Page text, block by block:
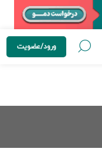
ورود/عضویت